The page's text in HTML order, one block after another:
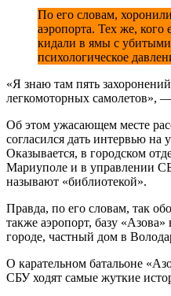
По его словам,
аэропорта. Тех же, кого
кидали в ямы с
психологическое
«Я знаю там пять
легкомоторных самолетов»,
Об этом ужасающем месте
согласился дать интервью на
Оказывается, в городском
Мариуполе и в управлении
называют «библиотекой».
Правда, по его словам, так
также аэропорт, базу
городе, частный дом в
О карательном батальоне
СБУ ходят самые жуткие